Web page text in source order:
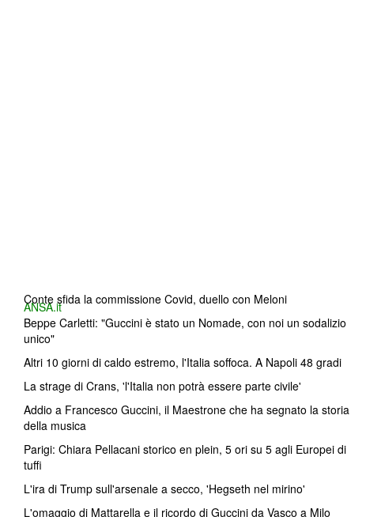
ANSA.it
Conte sfida la commissione Covid, duello con Meloni
Beppe Carletti: "Guccini è stato un Nomade, con noi un sodalizio
unico"
Altri 10 giorni di caldo estremo, l'Italia soffoca. A Napoli 48 gradi
La strage di Crans, 'l'Italia non potrà essere parte civile'
Addio a Francesco Guccini, il Maestrone che ha segnato la storia
della musica
Parigi: Chiara Pellacani storico en plein, 5 ori su 5 agli Europei di
tuffi
L'ira di Trump sull'arsenale a secco, 'Hegseth nel mirino'
L'omaggio di Mattarella e il ricordo di Guccini da Vasco a Milo